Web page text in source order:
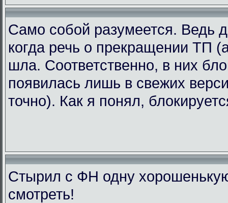
Само собой разумеется. Ведь
когда речь о прекращении ТП
шла. Соответственно, в них
появилась лишь в свежих
точно). Как я понял,
Стырил с ФН одну
смотреть!